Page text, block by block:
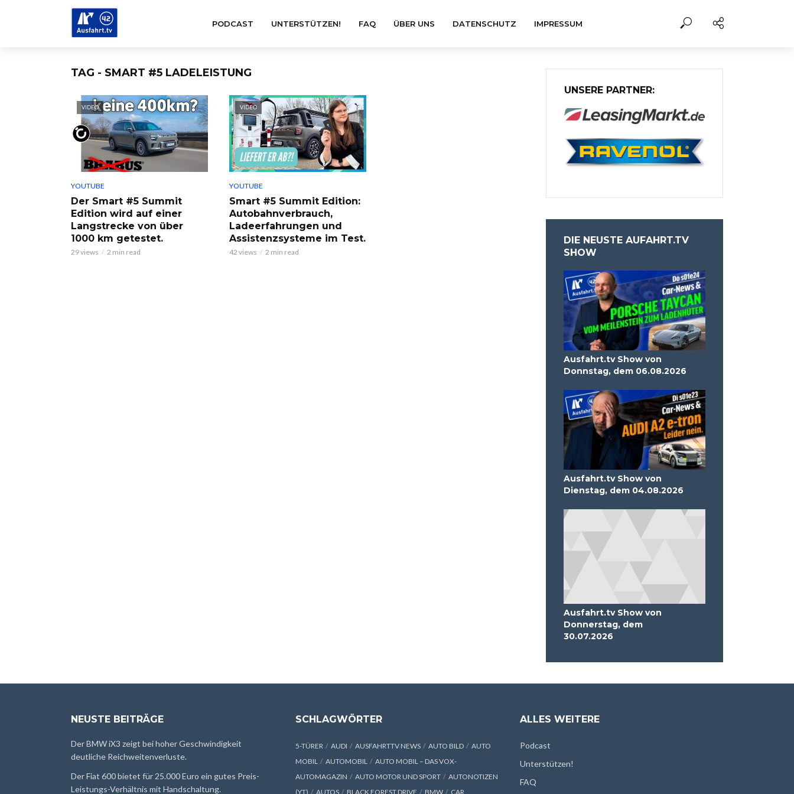
PODCAST UNTERSTÜTZEN! FAQ ÜBER UNS DATENSCHUTZ IMPRESSUM
TAG - SMART #5 LADELEISTUNG
VIDEO
YOUTUBE
Der Smart #5 Summit
Edition wird auf einer
Langstrecke von über
1000 km getestet.
29 views 2 min read
VIDEO
YOUTUBE
Smart #5 Summit Edition:
Autobahnverbrauch,
Ladeerfahrungen und
Assistenzsysteme im Test.
42 views 2 min read
UNSERE PARTNER:
DIE NEUSTE AUFAHRT.TV
SHOW
Ausfahrt.tv Show von
Donnstag, dem 06.08.2026
Ausfahrt.tv Show von
Dienstag, dem 04.08.2026
Ausfahrt.tv Show von
Donnerstag, dem
30.07.2026
NEUSTE BEITRÄGE
Der BMW iX3 zeigt bei hoher Geschwindigkeit
deutliche Reichweitenverluste.
Der Fiat 600 bietet für 25.000 Euro ein gutes Preis-
Leistungs-Verhältnis mit Handschaltung.
SCHLAGWÖRTER
5-TÜRER AUDI AUSFAHRTTV NEWS AUTO BILD
AUTO
MOBIL
AUTOMOBIL
AUTO MOBIL – DAS VOX-
AUTOMAGAZIN
AUTO MOTOR UND SPORT
AUTONOTIZEN
(YT)
AUTOS BLACK FOREST DRIVE BMW CAR
ALLES WEITERE
Podcast
Unterstützen!
FAQ